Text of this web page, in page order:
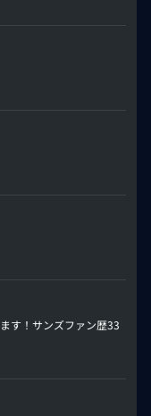
す！サンズファン歴33